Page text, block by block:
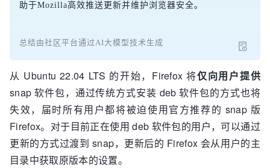
助于Mozilla高效推送更新并维护浏览器安全。
总结由社区平台通过AI大模型技术生成
从 Ubuntu 22.04 LTS 的开始，Firefox 将仅向用户提供
snap 软件包，通过传统方式安装 deb 软件包的方式也将
失效，届时所有用户都将被迫使用官方推荐的 snap 版
Firefox。对于目前正在使用 deb 软件包的用户，可以通过
更新的方式过渡到 snap，更新后的 Firefox 会从用户的主
目录中获取原版本的设置。